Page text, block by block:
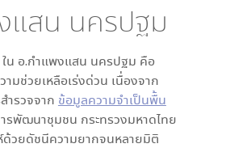
แสน นครปฐม
น อ.กำแพงแสน นครปฐม คือ
มช่วยเหลือเร่งด่วน เนื่องจาก
ำรวจจาก ข้อมูลความจำเป็นพื้น
รพัฒนาชุมชน กระทรวงมหาดไทย
ด้วยดัชนีความยากจนหลายมิติ